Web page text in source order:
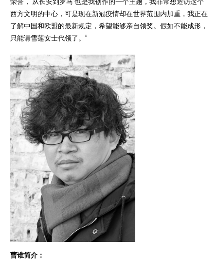
西方文明的中心，可是现在新冠疫情却在世界范围内加重，我正在
了解中国和欧盟的最新规定，希望能够亲自领奖。假如不能成形，
只能请雪莲女士代领了。”
曹谁简介：